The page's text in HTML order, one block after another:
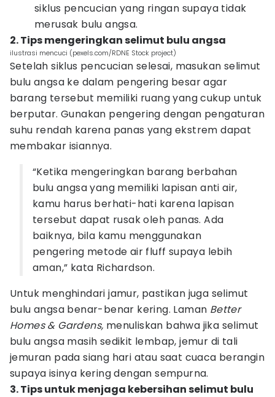
siklus pencucian yang ringan supaya tidak
merusak bulu angsa.
2. Tips mengeringkan selimut bulu angsa
ilustrasi mencuci (pexels.com/RDNE Stock project)
Setelah siklus pencucian selesai, masukan selimut
bulu angsa ke dalam pengering besar agar
barang tersebut memiliki ruang yang cukup untuk
berputar. Gunakan pengering dengan pengaturan
suhu rendah karena panas yang ekstrem dapat
membakar isiannya.
“Ketika mengeringkan barang berbahan
bulu angsa yang memiliki lapisan anti air,
kamu harus berhati-hati karena lapisan
tersebut dapat rusak oleh panas. Ada
baiknya, bila kamu menggunakan
pengering metode air fluff supaya lebih
aman,” kata Richardson.
Untuk menghindari jamur, pastikan juga selimut
bulu angsa benar-benar kering. Laman Better
Homes & Gardens, menuliskan bahwa jika selimut
bulu angsa masih sedikit lembap, jemur di tali
jemuran pada siang hari atau saat cuaca berangin
supaya isinya kering dengan sempurna.
3. Tips untuk menjaga kebersihan selimut bulu